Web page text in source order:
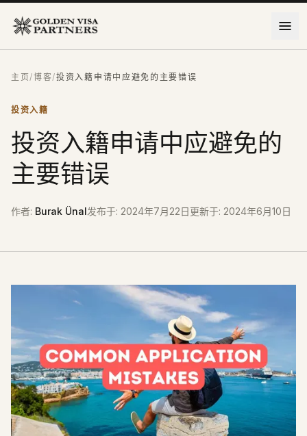
主页/博客/投资入籍申请中应避免的主要错误
投资入籍
投资入籍申请中应避免的
主要错误
作者: Burak Ünal发布于: 2024年7月22日更新于: 2024年6月10日